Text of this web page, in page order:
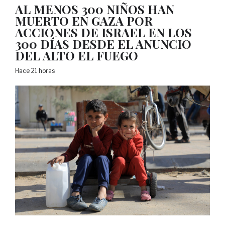
AL MENOS 300 NIÑOS HAN
MUERTO EN GAZA POR
ACCIONES DE ISRAEL EN LOS
300 DÍAS DESDE EL ANUNCIO
DEL ALTO EL FUEGO
Hace 21 horas